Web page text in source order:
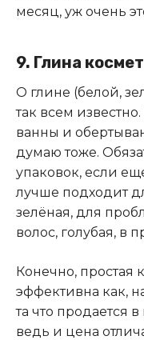
месяц, уж очень
9. Глина
О глине (белой,
так всем
ванны и
думаю тоже.
упаковок, если
лучше подходит
зелёная, для
волос, голубая, в
Конечно, простая
эффективна как,
та что продается
ведь и цена